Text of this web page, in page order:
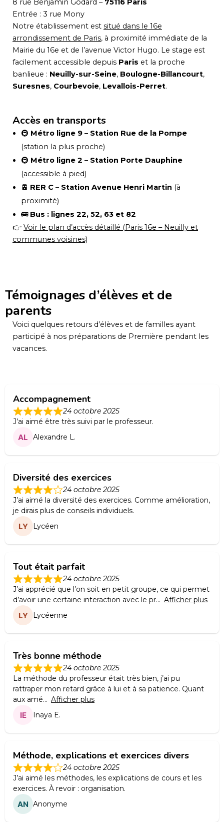
8 rue Benjamin Godard – 75116 Paris
Entrée : 3 rue Mony
Notre établissement est situé dans le 16e
arrondissement de Paris, à proximité immédiate de la
Mairie du 16e et de l’avenue Victor Hugo. Le stage est
facilement accessible depuis Paris et la proche
banlieue : Neuilly-sur-Seine, Boulogne-Billancourt,
Suresnes, Courbevoie, Levallois-Perret.
Accès en transports
🚇 Métro ligne 9 – Station Rue de la Pompe
(station la plus proche)
🚇 Métro ligne 2 – Station Porte Dauphine
(accessible à pied)
🚈 RER C – Station Avenue Henri Martin (à
proximité)
🚌 Bus : lignes 22, 52, 63 et 82
👉 Voir le plan d’accès détaillé (Paris 16e – Neuilly et
communes voisines)
Témoignages d’élèves et de
parents
Voici quelques retours d’élèves et de familles ayant
participé à nos préparations de Première pendant les
vacances.
Accompagnement
24 octobre 2025
J’ai aimé être très suivi par le professeur.
Alexandre L.
Diversité des exercices
24 octobre 2025
J’ai aimé la diversité des exercices. Comme amélioration,
je dirais plus de conseils individuels.
Lycéen
Tout était parfait
24 octobre 2025
J’ai apprécié que l’on soit en petit groupe, ce qui permet
d’avoir une certaine interaction avec le pr
Afficher plus
Lycéenne
Très bonne méthode
24 octobre 2025
La méthode du professeur était très bien, j’ai pu
rattraper mon retard grâce à lui et à sa patience. Quant
aux amé
Afficher plus
Inaya E.
Méthode, explications et exercices divers
24 octobre 2025
J’ai aimé les méthodes, les explications de cours et les
exercices. À revoir : organisation.
Anonyme